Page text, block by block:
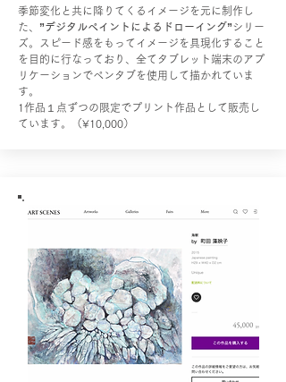
季節変化と共に降りてくるイメージを元に制作し
た、 ”デジタルペイントによるドローイング” シリー
ズ。
スピード感をもってイメージを具現化すること
を目的に行なっており、全てタブレット端末のアプ
リケーションでペンタブを使用して描かれていま
す。
1作品１点ずつの限定でプリント作品として販売し
ています。（¥10,000）